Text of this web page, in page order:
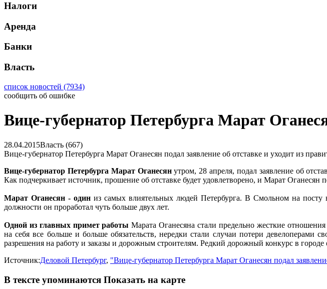
Налоги
Аренда
Банки
Власть
список новостей (7934)
сообщить об ошибке
Вице-губернатор Петербурга Марат
28.04.2015Власть (667)
Вице-губернатор Петербурга Марат Оганесян подал заявление об отставке и уходит из
Вице-губернатор Петербурга Марат Оганесянутром, 28 апреля, подал заявление об
Как подчеркивает источник, прошение об отставке будет удовлетворено, и Марат Оганесян
Марат Оганесян - один из самых влиятельных людей Петербурга. В Смольном на посту
должности он проработал чуть больше двух лет.
Одной из главных примет работы Марата Оганесяна стали предельно жесткие
на себя все больше и больше обязательств, нередки стали случаи потери девелоперами
разрешения на работу и заказы и дорожным строителям. Редкий дорожный конкурс в
Источник:Деловой Петербург, "Вице-губернатор Петербурга Марат Оганесян подал
В тексте упоминаются Показать на карте